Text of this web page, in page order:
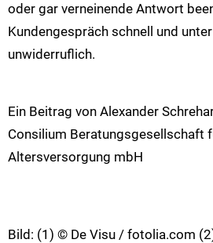
oder gar verneinende Antwort
Kundengespräch schnell und
unwiderruflich.
Ein Beitrag von Alexander
Consilium Beratungsgesellschaft
Altersversorgung mbH
Bild: (1) © De Visu / fotolia.com